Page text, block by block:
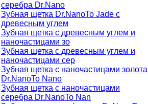
серебра Dr.Nano
Зубная щетка Dr.NanoTo Jade с
древесным углем
Зубная щетка с древесным углем и
наночастицами зо
Зубная щетка с древесным углем и
наночастицами сер
Зубная щетка с наночастицами золота
Dr.NanoTo Nano
Зубная щетка с наночастицами
серебра Dr.NanoTo Nan